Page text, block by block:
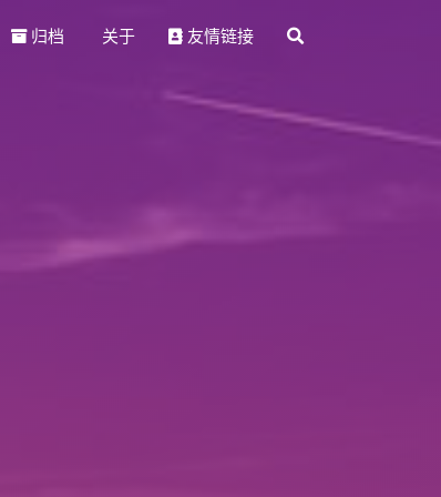
归档 关于 友情链接